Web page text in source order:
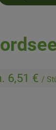
6,51 € /